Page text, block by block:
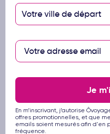
L’assurance Annulation
voyage pour toutes causes
accident, décès, etc..)
L'assurance Assistance
couvre du début à la fin
en charge des frais
L'assurance Multirisques
souscription de votre
prise en charge des frais
transport à destination,
pour toutes causes
Votre ville de départ
Je
En m’inscrivant, j’autorise
offres promotionnelles, et que
emails soient mesurés afin d'en
fréquence.